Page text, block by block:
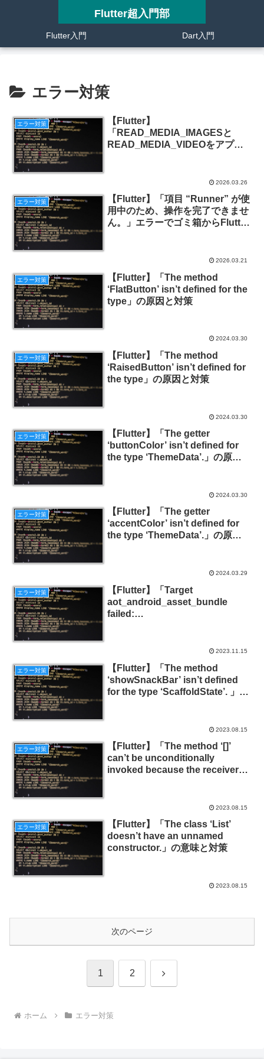
Flutter超入門部
Flutter入門 Dart入門
エラー対策
エラー対策
【Flutter】
「READ_MEDIA_IMAGESと
READ_MEDIA_VIDEOをアプリ
2026.03.26
エラー対策
【Flutter】「項目 “Runner” が使
用中のため、操作を完了できませ
ん。」エラーでゴミ箱からFlutter
2026.03.21
エラー対策
【Flutter】「The method
‘FlatButton’ isn’t defined for the
type」の原因と対策
2024.03.30
エラー対策
【Flutter】「The method
‘RaisedButton’ isn’t defined for
the type」の原因と対策
2024.03.30
エラー対策
【Flutter】「The getter
‘buttonColor’ isn’t defined for
the type ‘ThemeData’.」の原因
2024.03.30
エラー対策
【Flutter】「The getter
‘accentColor’ isn’t defined for
the type ‘ThemeData’.」の原因
2024.03.29
エラー対策
【Flutter】「Target
aot_android_asset_bundle
failed:
2023.11.15
エラー対策
【Flutter】「The method
‘showSnackBar’ isn’t defined
for the type ‘ScaffoldState’. 」の
2023.08.15
エラー対策
【Flutter】「The method ‘[]’
can’t be unconditionally
invoked because the receiver
2023.08.15
エラー対策
【Flutter】「The class ‘List’
doesn’t have an unnamed
constructor.」の意味と対策
2023.08.15
次のページ
1 2 次
ホーム エラー対策